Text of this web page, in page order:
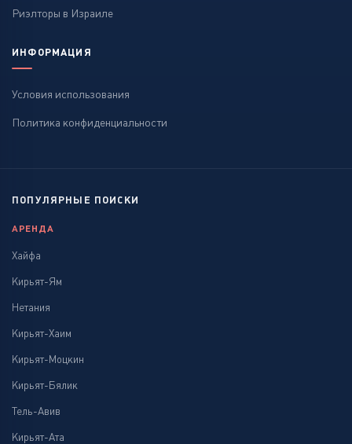
Риэлторы в Израиле
ИНФОРМАЦИЯ
Условия использования
Политика конфиденциальности
ПОПУЛЯРНЫЕ ПОИСКИ
АРЕНДА
Хайфа
Кирьят-Ям
Нетания
Кирьят-Хаим
Кирьят-Моцкин
Кирьят-Бялик
Тель-Авив
Кирьят-Ата